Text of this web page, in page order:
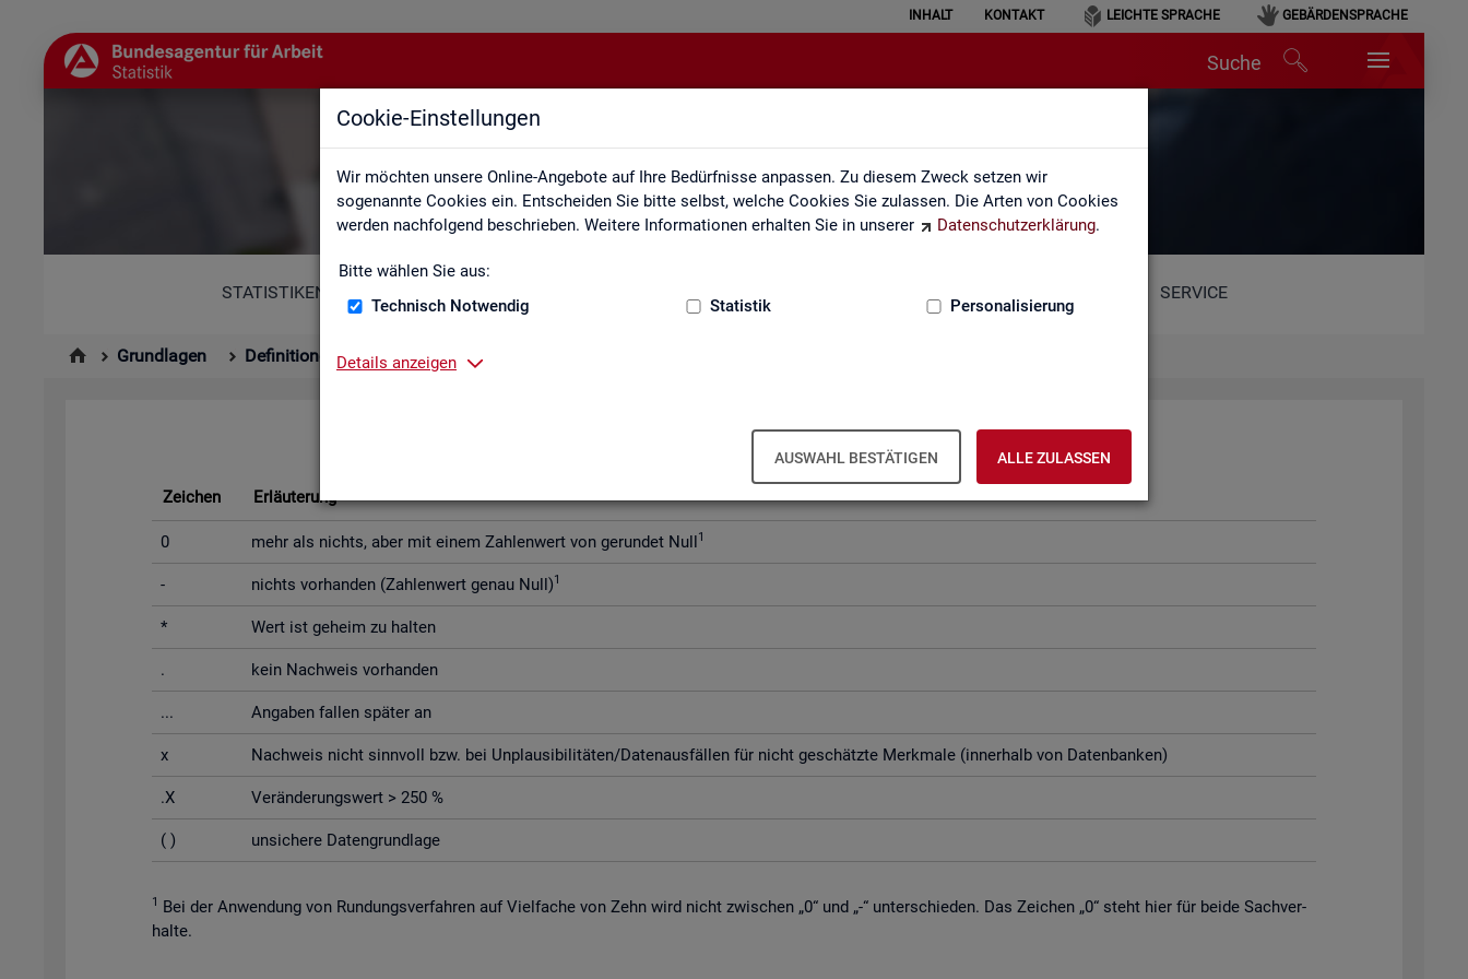
Cookie-Einstellungen
Wir möchten unsere Online-Angebote auf Ihre Bedürfnisse anpassen. Zu diesem Zweck setzen wir
sogenannte Cookies ein. Entscheiden Sie bitte selbst, welche Cookies Sie zulassen. Die Arten von Cookies
werden nachfolgend beschrieben. Weitere Informationen erhalten Sie in unserer
Datenschutzerklärung.
Bitte wählen Sie aus:
Technisch Notwendig
Statistik Personalisierung
Details anzeigen
AUSWAHL BESTÄTIGEN ALLE ZULASSEN
INHALT KONTAKT LEICHTE SPRACHE GEBÄRDENSPRACHE
Suche
Abkürzungsverzeichnis und Zeichenerklärung
STATISTIKEN SERVICE
Grundlagen Definitionen Abkürzungsverzeichnis und Zeichenerklärung
Zei­chen­er­klä­rung
Zei­chen Er­läu­te­rung
0 mehr als nichts, aber mit einem Zah­len­wert von ge­run­det Null1
- nichts vor­han­den (Zah­len­wert genau Null)1
* Wert ist ge­heim zu hal­ten
. kein Nach­weis vor­han­den
... An­ga­ben fal­len spä­ter an
x Nach­weis nicht sinn­voll bzw. bei Un­plau­si­bi­li­tä­ten/Da­ten­aus­fäl­len für nicht ge­schätz­te Merk­ma­le (in­ner­halb von Da­ten­ban­ken)
.X Ver­än­de­rungs­wert > 250 %
( ) un­si­che­re Da­ten­grund­la­ge
1 Bei der An­wen­dung von Run­dungs­ver­fah­ren auf Viel­fa­che von Zehn wird nicht zwi­schen „0“ und „-“ un­ter­schie­den. Das Zei­chen „0“ steht hier für beide Sach­ver­
hal­te.